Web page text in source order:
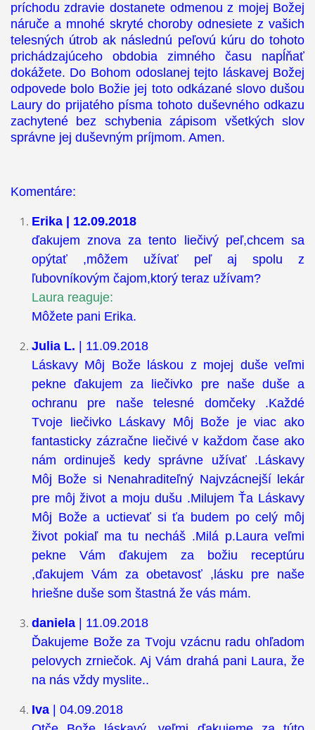
príchodu zdravie dostanete odmenou z mojej Božej
náruče a mnohé skryté choroby odnesiete z vašich
telesných útrob ak následnú peľovú kúru do tohoto
prichádzajúceho obdobia zimného času napĺňať
dokážete. Do Bohom odoslanej tejto láskavej Božej
odpovede bolo Božie jej toto odkázané slovo dušou
Laury do prijatého písma tohoto duševného odkazu
zachytené bez schybenia zápisom všetkých slov
správne jej duševným príjmom. Amen.
Komentáre:
Erika | 12.09.2018
ďakujem znova za tento liečivý peľ,chcem sa
opýtať ,môžem užívať peľ aj spolu z
ľubovníkovým čajom,ktorý teraz užívam?
Laura reaguje:
Môžete pani Erika.
Julia L. | 11.09.2018
Láskavy Môj Bože láskou z mojej duše veľmi
pekne ďakujem za liečivko pre naše duše a
ochranu pre naše telesné domčeky .Každé
Tvoje liečivko Láskavy Môj Bože je viac ako
fantasticky zázračne liečivé v každom čase ako
nám ordinuješ kedy správne užívať .Láskavy
Môj Bože si Nenahraditeľný Najvzácnejší lekár
pre môj život a moju dušu .Milujem Ťa Láskavy
Môj Bože a uctievať si ťa budem po celý môj
život pokiaľ ma tu necháš .Milá p.Laura veľmi
pekne Vám ďakujem za božiu receptúru
,ďakujem Vám za obetavosť ,lásku pre naše
hriešne duše som štastná že vás mám.
daniela
| 11.09.2018
Ďakujeme Bože za Tvoju vzácnu radu ohľadom
pelovych zrniečok. Aj Vám drahá pani Laura, že
na nás vždy myslite..
Iva| 04.09.2018